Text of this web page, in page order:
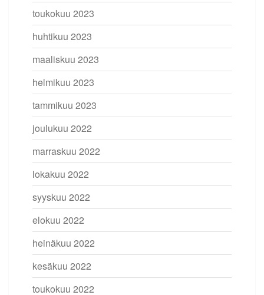
toukokuu 2023
huhtikuu 2023
maaliskuu 2023
helmikuu 2023
tammikuu 2023
joulukuu 2022
marraskuu 2022
lokakuu 2022
syyskuu 2022
elokuu 2022
heinäkuu 2022
kesäkuu 2022
toukokuu 2022